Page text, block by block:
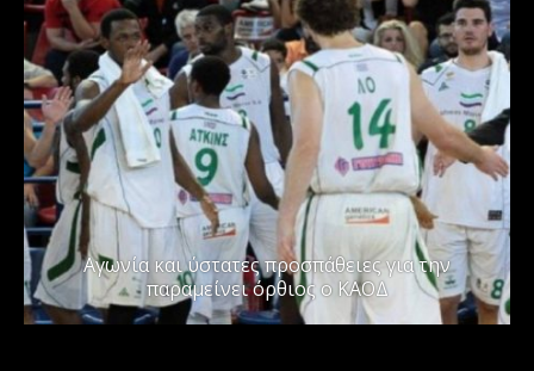
Αγωνία και ύστατες προσπάθειες για την
παραμείνει όρθιος ο ΚΑΟΔ